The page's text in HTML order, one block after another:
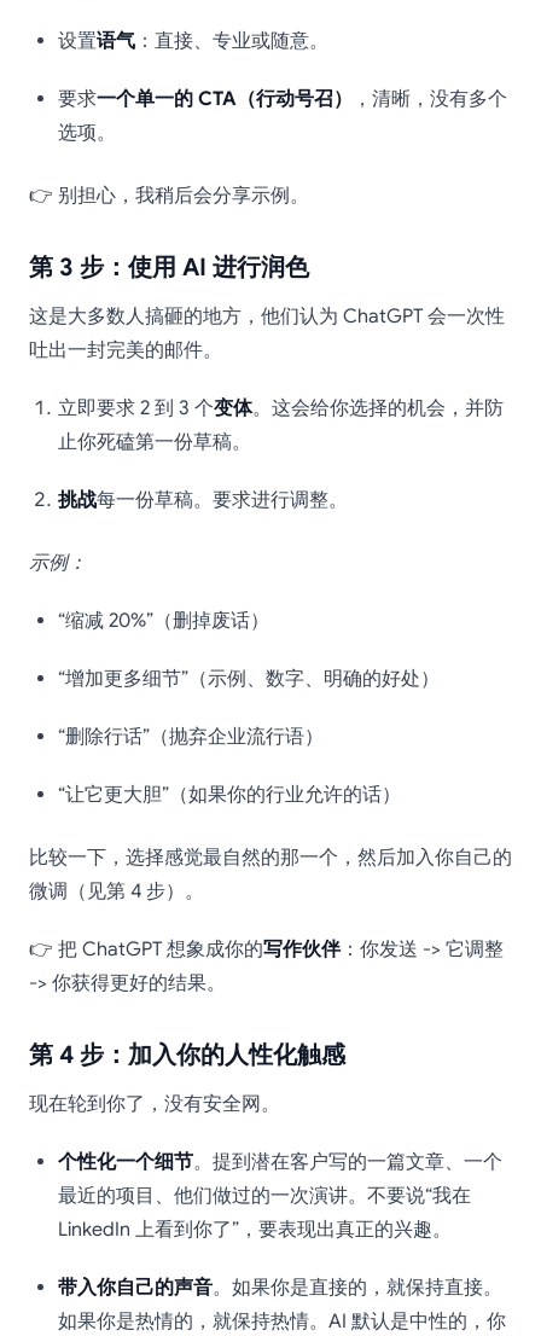
设置语气 ：直接、专业或随意。
要求一个单一的 CTA（行动号召）
，清晰，没有多个
选项。
👉 别担心，我稍后会分享示例。
第 3 步：使用 AI 进行润色
这是大多数人搞砸的地方，他们认为 ChatGPT 会一次性
吐出一封完美的邮件。
立即要求 2 到 3 个变体。这会给你选择的机会，并防
止你死磕第一份草稿。
挑战每一份草稿。要求进行调整。
示例：
“缩减 20%”（删掉废话）
“增加更多细节”（示例、数字、明确的好处）
“删除行话”（抛弃企业流行语）
“让它更大胆”（如果你的行业允许的话）
比较一下，选择感觉最自然的那一个，然后加入你自己的
微调（见第 4 步）。
👉 把 ChatGPT 想象成你的写作伙伴：你发送 -> 它调整
-> 你获得更好的结果。
第 4 步：加入你的人性化触感
现在轮到你了，没有安全网。
个性化一个细节。提到潜在客户写的一篇文章、一个
最近的项目、他们做过的一次演讲。不要说“我在
LinkedIn 上看到你了”，要表现出真正的兴趣。
带入你自己的声音。如果你是直接的，就保持直接。
如果你是热情的，就保持热情。AI 默认是中性的，你